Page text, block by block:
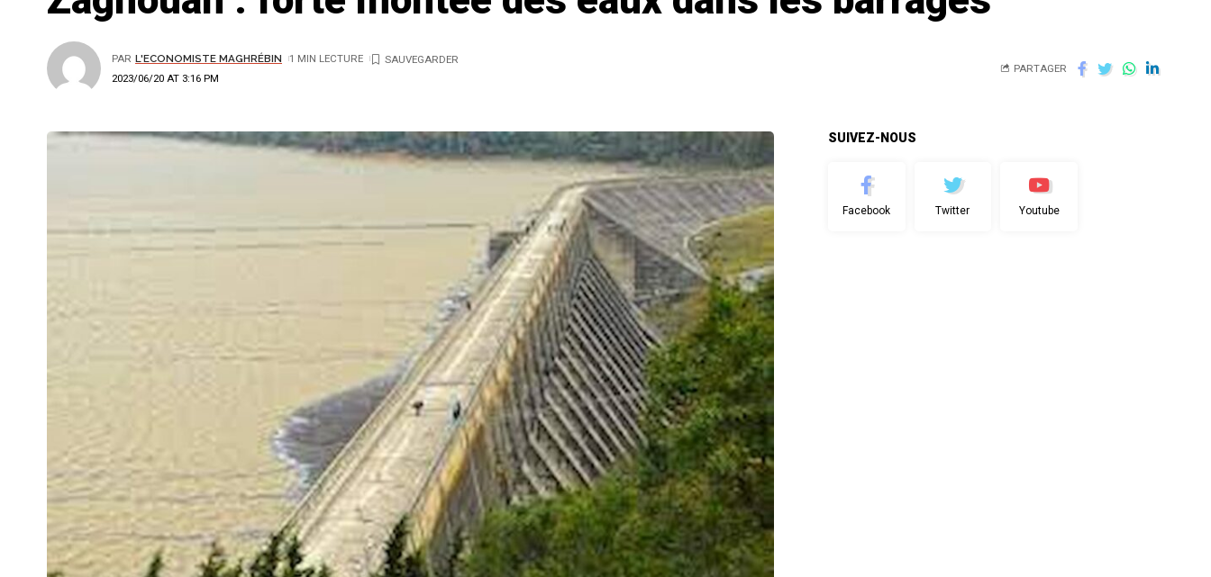
2023/06/20 AT 3:16 PM
PAR L'ECONOMISTE MAGHRÉBIN 1 MIN LECTURE
PARTAGER
SUIVEZ-NOUS
Facebook Twitter Youtube